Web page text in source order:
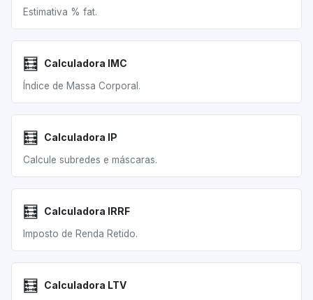
Estimativa % fat.
🧮 Calculadora IMC
Índice de Massa Corporal.
🧮 Calculadora IP
Calcule subredes e máscaras.
🧮 Calculadora IRRF
Imposto de Renda Retido.
🧮 Calculadora LTV